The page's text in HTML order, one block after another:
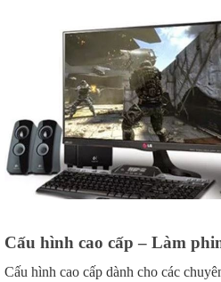
Cấu hình cao cấp – Làm
Cấu hình cao cấp dành cho các